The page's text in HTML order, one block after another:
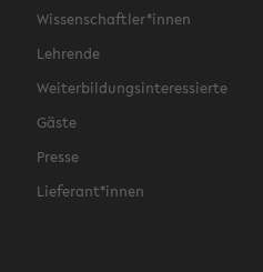
Wissenschaftler*innen
Lehrende
Weiterbildungsinteressierte
Gäste
Presse
Lieferant*innen